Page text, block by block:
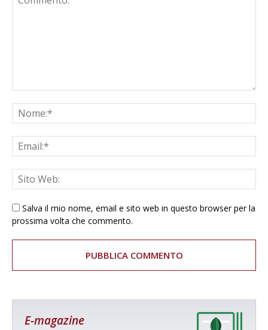
Salva il mio nome, email e sito web in questo browser per la
prossima volta che commento.
E-magazine